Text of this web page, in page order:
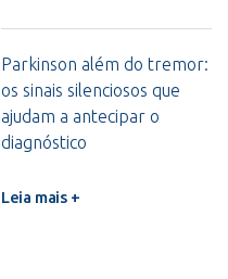
Parkinson além do tremor:
os sinais silenciosos que
ajudam a antecipar o
diagnóstico
Leia mais +